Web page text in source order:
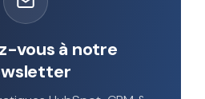
vous à notre